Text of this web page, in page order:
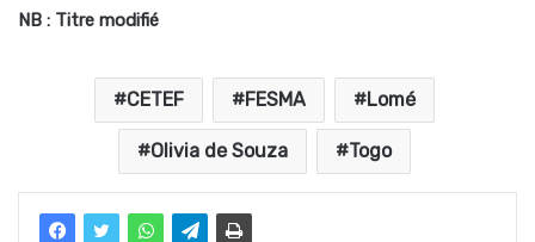
NB : Titre modifié
CETEF FESMA Lomé
Olivia de Souza Togo